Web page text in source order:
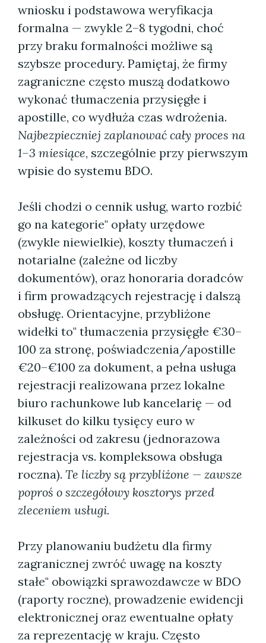
wniosku i podstawowa weryfikacja
formalna — zwykle 2–8 tygodni, choć
przy braku formalności możliwe są
szybsze procedury. Pamiętaj, że firmy
zagraniczne często muszą dodatkowo
wykonać tłumaczenia przysięgłe i
apostille, co wydłuża czas wdrożenia.
Najbezpieczniej zaplanować cały proces na
1–3 miesiące, szczególnie przy pierwszym
wpisie do systemu BDO.
Jeśli chodzi o cennik usług, warto rozbić
go na kategorie" opłaty urzędowe
(zwykle niewielkie), koszty tłumaczeń i
notarialne (zależne od liczby
dokumentów), oraz honoraria doradców
i firm prowadzących rejestrację i dalszą
obsługę. Orientacyjne, przybliżone
widełki to" tłumaczenia przysięgłe €30–
100 za stronę, poświadczenia/apostille
€20–€100 za dokument, a pełna usługa
rejestracji realizowana przez lokalne
biuro rachunkowe lub kancelarię — od
kilkuset do kilku tysięcy euro w
zależności od zakresu (jednorazowa
rejestracja vs. kompleksowa obsługa
roczna). Te liczby są przybliżone — zawsze
poproś o szczegółowy kosztorys przed
zleceniem usługi.
Przy planowaniu budżetu dla firmy
zagranicznej zwróć uwagę na koszty
stałe" obowiązki sprawozdawcze w BDO
(raporty roczne), prowadzenie ewidencji
elektronicznej oraz ewentualne opłaty
za reprezentację w kraju. Często